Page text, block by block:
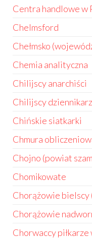
Centra handlowe w
Chelmsford
Chełmsko
Chemia analityczna
Chilijscy anarchiści
Chilijscy
Chińskie siatkarki
Chmura
Chojno (powiat
Chomikowate
Chorążowie bielscy
Chorążowie
Chorwaccy piłkarze